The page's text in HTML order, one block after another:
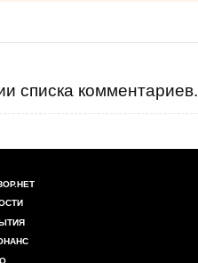
списка комментариев.